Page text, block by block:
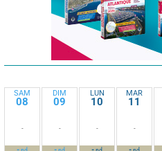
SAM
08
-
DIM
09
-
LUN
10
-
MAR
11
-